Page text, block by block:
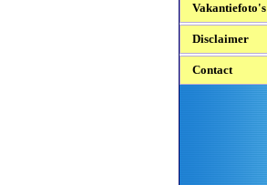
Vakantiefoto's
Disclaimer
Contact